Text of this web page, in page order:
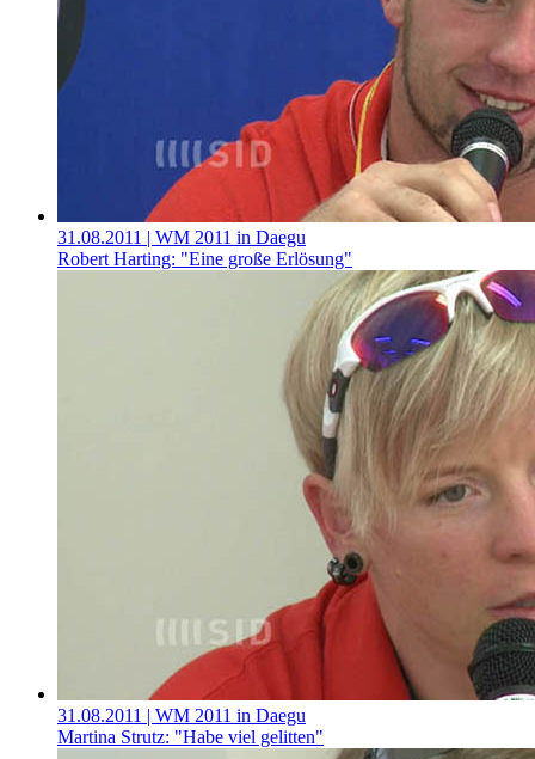
31.08.2011 | WM 2011 in Daegu
Robert Harting: "Eine große Erlösung"
31.08.2011 | WM 2011 in Daegu
Martina Strutz: "Habe viel gelitten"